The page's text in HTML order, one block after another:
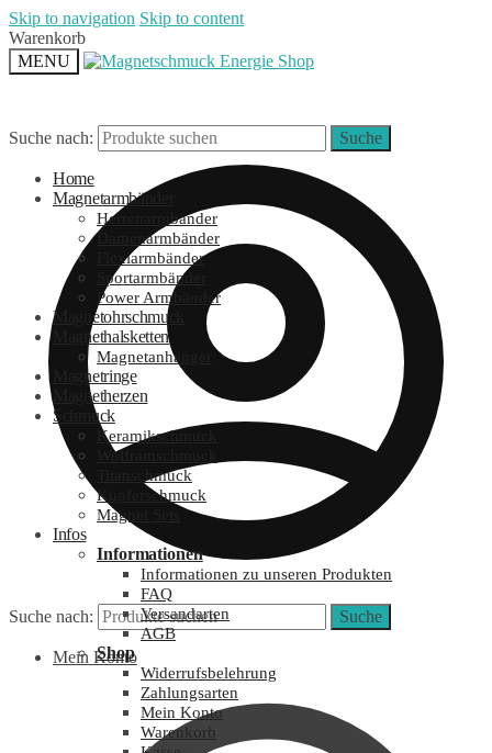
Skip to navigation Skip to content
Warenkorb
MENU
Suche nach: Suche
Mein Konto
Suche nach: Suche
Home
Magnetarmbänder
Herrenarmbänder
Damenarmbänder
Flexiarmbänder
Sportarmbänder
Power Armbänder
Magnetohrschmuck
Magnethalsketten
Magnetanhänger
Magnetringe
Magnetherzen
Schmuck
Keramikschmuck
Wolframschmuck
Titanschmuck
Kupferschmuck
Magnet Sets
Infos
Informationen
Informationen zu unseren Produkten
FAQ
Versandarten
AGB
Shop
Widerrufsbelehrung
Zahlungsarten
Mein Konto
Warenkorb